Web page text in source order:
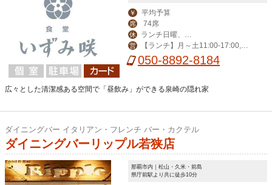
￥ 平均予算
席 74席
休
ィナー日曜、月曜
営
【ランチ】月～土11:00-17:00,
【ディナー】火～土14:00-23:00
050-8892-8184
広々とした清潔感ある空間で「昼飲み」ができる泉崎の隠れ家
ダイニングバー イタリアン・フレンチ バー・カクテル
ダイニングバーリップル若狭店
那覇市内｜松山・久米・前島
県庁前駅より共に徒歩10分